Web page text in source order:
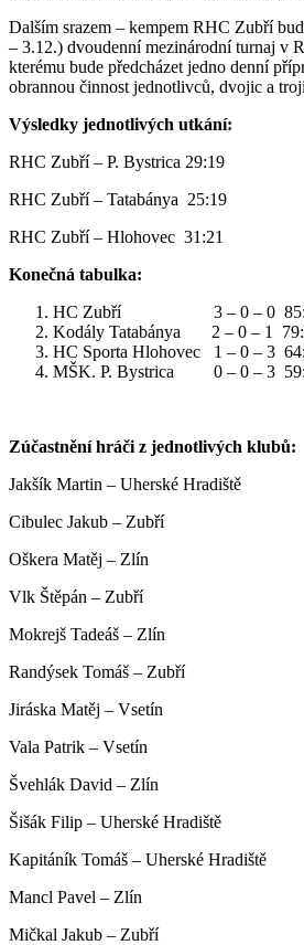
Dalším srazem – kempem RHC Zubří
– 3.12.) dvoudenní mezinárodní turnaj v
kterému bude předcházet jedno denní
obrannou činnost jednotlivců, dvojic a
Výsledky jednotlivých utkání:
RHC Zubří – P. Bystrica 29:19
RHC Zubří – Tatabánya 25:19
RHC Zubří – Hlohovec 31:21
Konečná tabulka:
HC Zubří 3 – 0 – 0
Kodály Tatabánya 2 – 0 – 1
HC Sporta Hlohovec 1 – 0 – 3
MŠK. P. Bystrica 0 – 0 – 3
Zúčastnění hráči z jednotlivých klubů:
Jakšík Martin – Uherské Hradiště
Cibulec Jakub – Zubří
Oškera Matěj – Zlín
Vlk Štěpán – Zubří
Mokrejš Tadeáš – Zlín
Randýsek Tomáš – Zubří
Jiráska Matěj – Vsetín
Vala Patrik – Vsetín
Švehlák David – Zlín
Šišák Filip – Uherské Hradiště
Kapitáník Tomáš – Uherské Hradiště
Mancl Pavel – Zlín
Mičkal Jakub – Zubří